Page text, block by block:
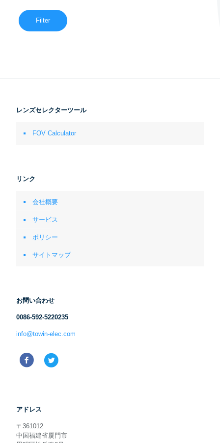
Filter
レンズセレクターツール
FOV Calculator
リンク
会社概要
サービス
ポリシー
サイトマップ
お問い合わせ
0086-592-5220235
info@towin-elec.com
アドレス
〒361012
中国福建省厦門市